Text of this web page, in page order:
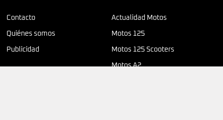
Contacto
Quiénes somos
Publicidad
Actualidad Motos
Motos 125
Motos 125 Scooters
Motos A2